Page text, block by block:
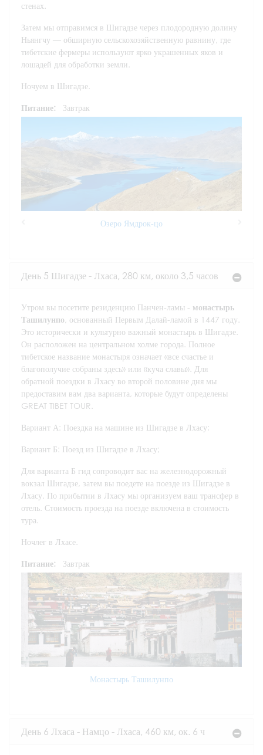
стенах.
Затем мы отправимся в Шигадзе через плодородную долину
Ньянгчу — обширную сельскохозяйственную равнину, где
тибетские фермеры используют ярко украшенных яков и
лошадей для обработки земли.
Ночуем в Шигадзе.
Питание: Завтрак
Озеро Ямдрок-цо
День 5 Шигадзе - Лхаса, 280 км, около 3,5 часов
Утром вы посетите резиденцию Панчен-ламы - монастырь
Ташилунпо, основанный Первым Далай-ламой в 1447 году.
Это исторически и культурно важный монастырь в Шигадзе.
Он расположен на центральном холме города. Полное
тибетское название монастыря означает «все счастье и
благополучие собраны здесь» или «куча славы». Для
обратной поездки в Лхасу во второй половине дня мы
предоставим вам два варианта, которые будут определены
GREAT TIBET TOUR.
Вариант А: Поездка на машине из Шигадзе в Лхасу;
Вариант Б: Поезд из Шигадзе в Лхасу;
Для варианта Б гид сопроводит вас на железнодорожный
вокзал Шигадзе, затем вы поедете на поезде из Шигадзе в
Лхасу. По прибытии в Лхасу мы организуем ваш трансфер в
отель. Стоимость проезда на поезде включена в стоимость
тура.
Ночлег в Лхасе.
Питание: Завтрак
Монастырь Ташилунпо
День 6 Лхаса - Намцо - Лхаса, 460 км, ок. 6 ч